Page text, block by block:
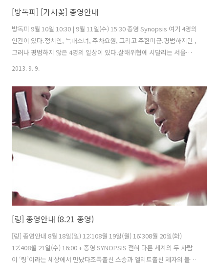
[방독피] [가시꽃] 종영안내
방독피 9월 10일 10:30 | 9월 11일(수) 15:30 종영 Synopsis 여기 4명의
인간이 있다.정치인, 늑대소녀, 주차요원, 그리고 주한미군.평범하지만 ,
그러나 평범하지 않은 4명의 일상이 있다.살해위협에 시달리는 서울시장
후보,자살하고 싶은 늑대소녀,시민을 구하는 히어로가 되고 싶은 주차요
사람은 살아간다.그리고 어느 날 방독면을 쓴 연쇄살인마와 마주하곤 죽
음의 위협을 목도한다. About Movie 제목 : 방독피 제작 :(주)두엔터테
인먼트, 곡사감독 : 김곡, 김선 배급 :(주)두엔터테인먼트출연 : 조영진, 장
리우, 박지환, 패트릭스미스 장르: 미스터리 스릴러등급 : 청소년관람불
가개봉 : 2013년 8월 22일 가시..
2013. 9. 9.
[링] 종영안내 (8.21 종영)
[링] 종영안내 8월 18일(일) 12:108월 19일(월) 16:308월 20일(화)
12:408월 21일(수) 16:00 + 종영 SYNOPSIS 전혀 다른 세계의 두 사람
이 ‘링’이라는 세상에서 만났다조폭출신 스승과 엘리트출신 제자의 불꽃